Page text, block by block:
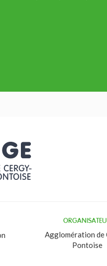
Agglomération de
Pontoise